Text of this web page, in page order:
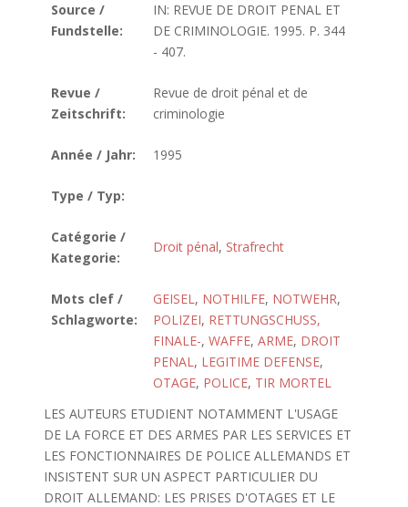
Source /
Fundstelle:
IN: REVUE DE DROIT PENAL ET
DE CRIMINOLOGIE. 1995. P. 344
- 407.
Revue /
Zeitschrift:
Revue de droit pénal et de
criminologie
Année / Jahr: 1995
Type / Typ:
Catégorie /
Kategorie:
Droit pénal, Strafrecht
Mots clef /
Schlagworte:
GEISEL, NOTHILFE, NOTWEHR,
POLIZEI, RETTUNGSCHUSS,
FINALE-, WAFFE, ARME, DROIT
PENAL, LEGITIME DEFENSE,
OTAGE, POLICE, TIR MORTEL
LES AUTEURS ETUDIENT NOTAMMENT L'USAGE
DE LA FORCE ET DES ARMES PAR LES SERVICES ET
LES FONCTIONNAIRES DE POLICE ALLEMANDS ET
INSISTENT SUR UN ASPECT PARTICULIER DU
DROIT ALLEMAND: LES PRISES D'OTAGES ET LE